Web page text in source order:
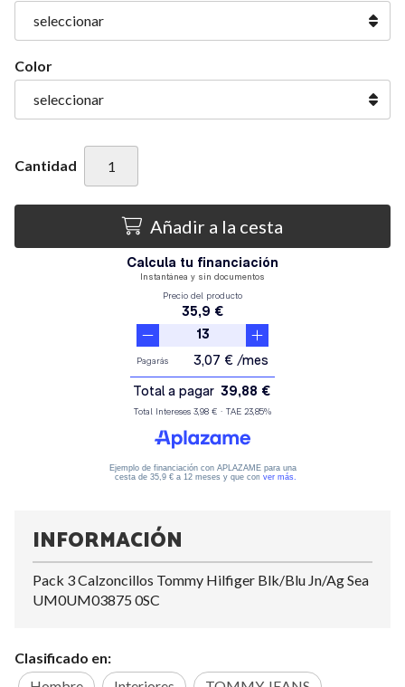
Color
Cantidad
Añadir a la cesta
INFORMACIÓN
Pack 3 Calzoncillos Tommy Hilfiger Blk/Blu Jn/Ag Sea
UM0UM03875 0SC
Clasificado en: